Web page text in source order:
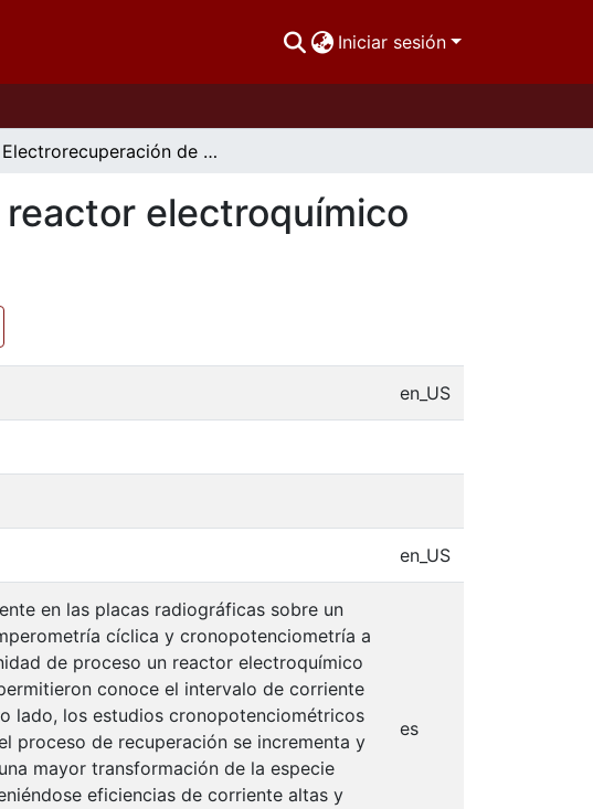
Iniciar sesión
Electrorecuperación de Ag+ sobre Ti en un reactor electroquímico filtro prensa (ER01-FP)
electroquímico
en_US
en_US
en las placas radiográficas sobre un
cíclica y cronopotenciometría a
de proceso un reactor electroquímico
conoce el intervalo de corriente
lado, los estudios cronopotenciométricos
proceso de recuperación se incrementa y
mayor transformación de la especie
eficiencias de corriente altas y
es